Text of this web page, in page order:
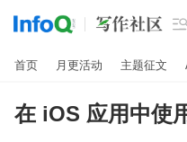

首页 月更活动 主题征文
在 iOS 应用中使